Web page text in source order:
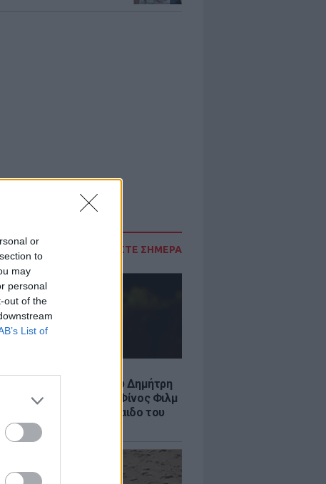
or
to
may
personal
out of the
List of
ΔΙΑΒΑΣΤΕ ΣΗΜΕΡΑ
από τον θάνατο του Δημήτρη
Η ανάρτηση της Φίνος Φιλμ
«γοητευτικό λεβεντόπαιδο του
σινεμά»